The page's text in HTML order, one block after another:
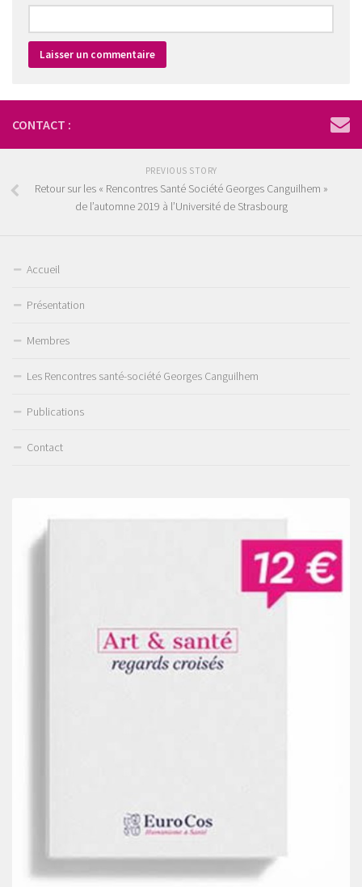
CONTACT :
PREVIOUS STORY
Retour sur les « Rencontres Santé Société Georges Canguilhem »
de l’automne 2019 à l’Université de Strasbourg
Accueil
Présentation
Membres
Les Rencontres santé-société Georges Canguilhem
Publications
Contact